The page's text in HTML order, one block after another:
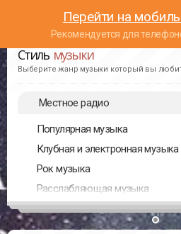
Перейти на
Рекомендуется для
Стиль музыки
Выберите жанр музыки который вы
Местное радио
Популярная музыка
Клубная и электронная музыка
Рок музыка
Расслабляющая музыка